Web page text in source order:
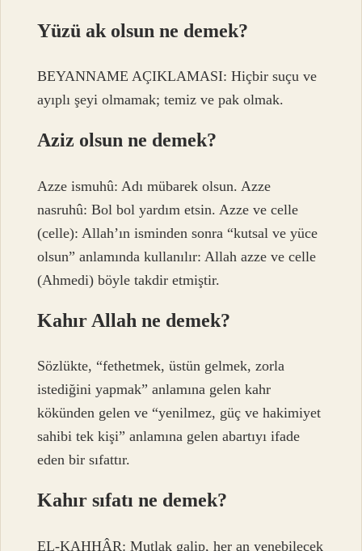
Yüzü ak olsun ne demek?
BEYANNAME AÇIKLAMASI: Hiçbir suçu ve
ayıplı şeyi olmamak; temiz ve pak olmak.
Aziz olsun ne demek?
Azze ismuhû: Adı mübarek olsun. Azze
nasruhû: Bol bol yardım etsin. Azze ve celle
(celle): Allah’ın isminden sonra “kutsal ve yüce
olsun” anlamında kullanılır: Allah azze ve celle
(Ahmedi) böyle takdir etmiştir.
Kahır Allah ne demek?
Sözlükte, “fethetmek, üstün gelmek, zorla
istediğini yapmak” anlamına gelen kahr
kökünden gelen ve “yenilmez, güç ve hakimiyet
sahibi tek kişi” anlamına gelen abartıyı ifade
eden bir sıfattır.
Kahır sıfatı ne demek?
EL-KAHHÂR: Mutlak galip, her an yenebilecek